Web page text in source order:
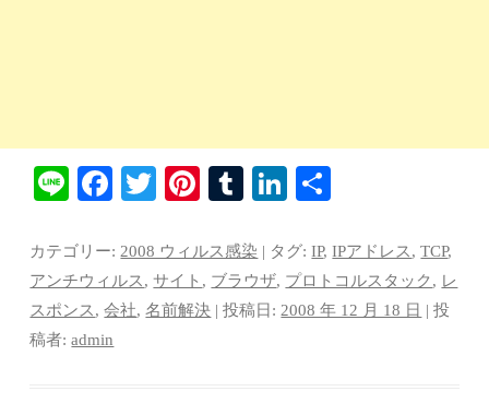
Li
Fa
bo
ok
T
tte
r
Pi
er
es
t
T
m
bl
r
Li
ed
In
カテゴリー: 2008 ウィルス感染 | タグ:IP,IPアドレス ,TCP,
アンチウィルス ,サイト , ブラウザ, プロトコルスタック , レ
スポンス ,会社,名前解決 | 投稿日: 2008 年 12 月 18 日 |投
稿者:admin